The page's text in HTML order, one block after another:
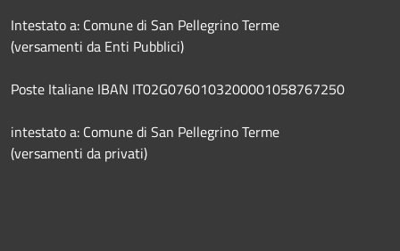
Intestato a: Comune di San Pellegrino Terme
(versamenti da Enti Pubblici)
Poste Italiane IBAN IT02G0760103200001058767250
intestato a: Comune di San Pellegrino Terme
(versamenti da privati)